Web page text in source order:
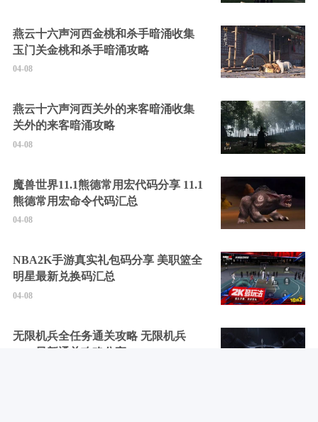
燕云十六声河西金桃和杀手暗涌收集
玉门关金桃和杀手暗涌攻略
04-08
燕云十六声河西关外的来客暗涌收集
关外的来客暗涌攻略
04-08
魔兽世界11.1熊德常用宏代码分享 11.1
熊德常用宏命令代码汇总
04-08
NBA2K手游真实礼包码分享 美职篮全
明星最新兑换码汇总
04-08
无限机兵全任务通关攻略 无限机兵
2025最新通关攻略分享